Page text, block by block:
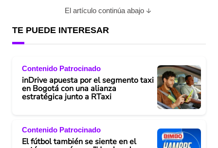
El artículo continúa abajo
TE PUEDE INTERESAR
Contenido Patrocinado
inDrive apuesta por el segmento taxi
en Bogotá con una alianza
estratégica junto a RTaxi
Contenido Patrocinado
El fútbol también se siente en el